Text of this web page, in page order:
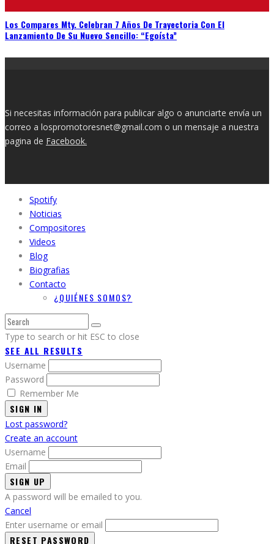
Los Compares Mty. Celebran 7 Años De Trayectoria Con El
Lanzamiento De Su Nuevo Sencillo: “Egoísta”
Si necesitas información para publicar algo o anunciarte envía un
correo a lospromotoresnet@gmail.com o un mensaje a nuestra
pagina de Facebook.
Spotify
Noticias
Compositores
Videos
Blog
Biografias
Contacto
¿QUIÉNES SOMOS?
Type to search or hit ESC to close
SEE ALL RESULTS
Username
Password
Remember Me
SIGN IN
Lost password?
Create an account
Username
Email
A password will be emailed to you.
Cancel
Enter username or email